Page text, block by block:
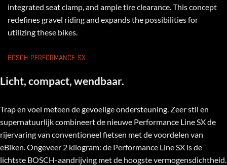
integrated seat clamp, and ample tire clearance. This concept
redefines gravel riding and expands the possibilities for
utilizing these bikes.
BOSCH PERFORMANCE SX
Licht, compact, wendbaar.
Trap en voel meteen de gevoelige ondersteuning. Zeer stil en
supernatuurlijk combineert de nieuwe Performance Line SX de
rijervaring van conventioneel fietsen met de voordelen van
eBiken. Ongeveer 2 kilogram: de Performance Line SX is de
lichtste BOSCH-aandrijving met de hoogste vermogensdichtheid.